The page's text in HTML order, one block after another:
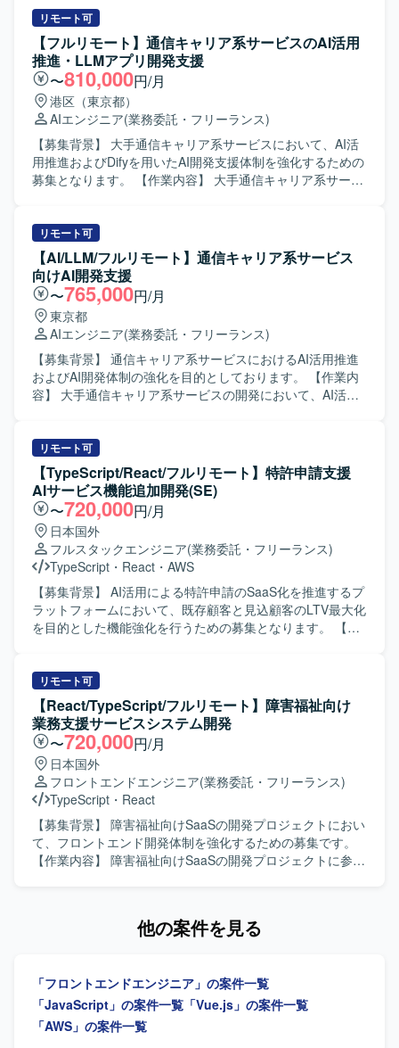
などのAI支援ツールを活用したAI駆動開発を行います。要件
や依頼内容をプロンプトへ構造化し実装へつなげるほか、
アジャイル開発体制の中で継続的なサービス改善、仕様整
理や技術的な提案、AI生成物のレビューおよび品質担保も
行っていただきます。 【求める人物像】 AI支援ツールを積
極的に活用しながら、自ら学習・改善していける方を求め
ています。アジャイルな開発スタイルに柔軟に対応でき、
関係者と円滑にコミュニケーションを取りながら主体的に
提案・推進いただける方が望ましいです。 【ポジションの
魅力】 AI駆動開発を前提とした環境で、最新のAI支援ツー
サービス改善の効果を実感しやすく、アジャイル開発の経
験をさらに深めることができます。 【開発環境】 Vue.js /
AWS / GitHub Copilot / Scrum（アジャイル）
リモート可
【フルリモート】通信キャリア系サービスのAI活用
推進・LLMアプリ開発支援
〜810,000円/月
港区（東京都）
AIエンジニア(業務委託・フリーランス)
【募集背景】 大手通信キャリア系サービスにおいて、AI活
用推進およびDifyを用いたAI開発支援体制を強化するための
募集となります。 【作業内容】 大手通信キャリア系サービ
題解決を推進していただきます。ローカル開発環境の構築
から、AI/LLMアプリケーションの開発、テストおよび評価
までを一貫してご担当いただきます。既存プロジェクトの
引き継ぎを行い、その後の継続開発や改善対応を実施して
いただきます。また、クライアントの運用方針やプロセス
に沿った形でプロジェクトを推進し、要望の整理や調整を
行いながら開発を進めていただきます。 【求める人物像】
AI/LLM技術への関心が高く、新しいツールや手法を主体的
にキャッチアップしながら開発を推進できる方を求めてい
ます。ローカル環境構築やAIテスト・評価までを自走でき
す。クライアントとのコミュニケーションを通じて要件や
課題を整理し、柔軟かつ主体的に行動できる方が望ましい
です。 【ポジションの魅力】 大手通信キャリア系サービス
において、生成AIやLLMを活用したアプリケーション開発
に深く関わることができるポジションです。利用環境やセ
キュリティ要件などの制約がある中で、AI駆動開発の実現
に向けた技術検証や課題解決に取り組むことで、実践的な
知見を蓄積できます。Difyをはじめとした最新のAI開発ツー
ルや評価手法を活用しながら、AIエンジニアとしてのスキ
ルを高めていただけます。 【開発環境】 Difyや各種LLMを
用いた生成AIアプリケーション開発環境を利用いたしま
やプロンプトおよびワークフロー設計を通じて、AIアプリ
ケーションの機能拡張や改善に取り組んでいただきます。
リモート可
【AI/LLM/フルリモート】通信キャリア系サービス
向けAI開発支援
〜765,000円/月
東京都
AIエンジニア(業務委託・フリーランス)
【募集背景】 通信キャリア系サービスにおけるAI活用推進
およびAI開発体制の強化を目的としております。 【作業内
容】 大手通信キャリア系サービスの開発において、AI活用
動開発の実現に向けた技術検証や課題解決を推進いただき
ます。 想定される具体的な作業としては、ローカル環境構
築、AI/LLMアプリケーションの開発、AIテストおよび評
価、既存プロジェクトの引き継ぎおよび継続対応、クライ
アントの運用に沿ったプロジェクト推進などがあります。
【求める人物像】 AI/LLM領域の技術トレンドに関心を持
ち、自走してキャッチアップできる方を求めております。
制約条件が多い環境下でも主体的に課題を発見し、粘り強
く解決に取り組める方です。 クライアントやチームと円滑
にコミュニケーションを取りながら、継続的なサービス改
善に取り組める方を期待しております。 【ポジションの魅
駆動開発の技術検証から実運用を見据えた開発まで幅広く
経験でき、AIアプリケーション開発のスキルを総合的に高
めることができます。 Difyをはじめとする最新のAI開発基
盤やツールを用いた実践的な開発経験を積むことができま
す。 【開発環境】 Dify、LLM/生成AIアプリ、ローカル開発
環境、AIテスト・評価ツール、API連携、プロンプトおよび
ワークフロー設計などの環境で開発を行います。
リモート可
【TypeScript/React/フルリモート】特許申請支援
AIサービス機能追加開発(SE)
〜720,000円/月
日本国外
フルスタックエンジニア(業務委託・フリーランス)
TypeScript ・ React ・ AWS
【募集背景】 AI活用による特許申請のSaaS化を推進するプ
ラットフォームにおいて、既存顧客と見込顧客のLTV最大化
を目的とした機能強化を行うための募集となります。 【作
す。 SaaSシステムとして顧客ごとのデータが相互に混在・
流出しないよう配慮した設計や、安定稼働を前提とした高
品質な実装を行っていただきます。 AI駆動開発環境および
プロジェクト管理ツールを活用しながら、SEとして自走的
にタスクを推進いただきます。 【求める人物像】 AIコーデ
ィングツールを積極的に活用しながらも、生成物の品質を
自らレビューし、改善を回せる方を求めています。 要件を
構造的に整理し、AIへの指示内容を自ら工夫できる方や、
変化のある環境でも主体的にタスクを進められる方がフィ
ットします。 【ポジションの魅力】 AI駆動開発を中核に据
えた開発プロセスを経験でき、LLMや各種AIツールを用い
グツール（Cursor / Codex / Claude Code 等）、Docker、
リモート可
【React/TypeScript/フルリモート】障害福祉向け
業務支援サービスシステム開発
〜720,000円/月
日本国外
フロントエンドエンジニア(業務委託・フリーランス)
TypeScript ・ React
【募集背景】 障害福祉向けSaaSの開発プロジェクトにおい
て、フロントエンド開発体制を強化するための募集です。
【作業内容】 障害福祉向けSaaSの開発プロジェクトに参画
仕様を把握し、要件の不明点を解消したうえで実装設計へ
【求める人物像】 仕様の不足などを自ら補い、プロジェク
トを主体的に推進することにやりがいを感じる方を求めて
います。 トレンドだけにとらわれず、メリット・デメリッ
トを比較して根拠を持った技術選定・設計ができる方を歓
他の案件を見る
「フロントエンドエンジニア」の案件一覧
「JavaScript」の案件一覧 「Vue.js」の案件一覧
「AWS」の案件一覧